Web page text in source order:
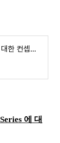
iPhone 14 Pro 최신 렌더링에 대한 컨셉트 정보가 등장?
에 대